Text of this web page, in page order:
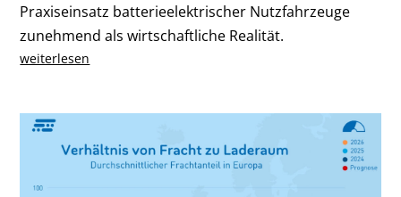
Praxiseinsatz batterieelektrischer Nutzfahrzeuge
zunehmend als wirtschaftliche Realität.
weiterlesen